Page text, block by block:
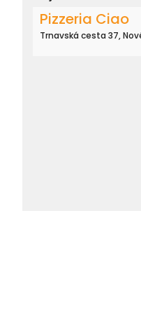
Pizzeria Ciao
Trnavská cesta 37,